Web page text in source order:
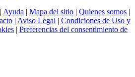
Ayuda | Mapa del sitio | Quienes somos |
| Aviso Legal | Condiciones de Uso y
| Preferencias del consentimiento de